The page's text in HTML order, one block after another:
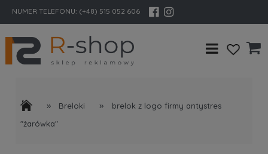
NUMER TELEFONU: (+48) 515 052 606
» Breloki »
brelok z logo firmy antystres
"żarówka"